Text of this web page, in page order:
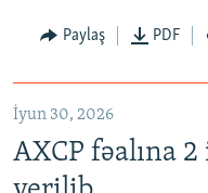
Paylaş PDF
İyun 30, 2026
AXCP fəalına 2